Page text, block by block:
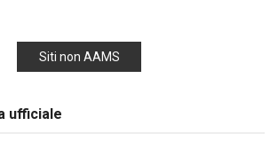
Siti non AAMS
ufficiale